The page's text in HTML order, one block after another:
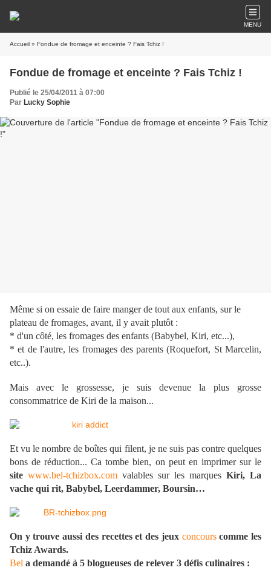
MENU
Accueil » Fondue de fromage et enceinte ? Fais Tchiz !
Fondue de fromage et enceinte ? Fais Tchiz !
Publié le 25/04/2011 à 07:00
Par Lucky Sophie
Même si on essaie de faire manger de tout aux enfants, sur le
plateau de fromages, avant, il y avait plutôt :
* d'un côté, les fromages des enfants (Babybel, Kiri, etc...),
* et de l'autre, les fromages des parents (Roquefort, St Marcelin,
etc..).
Mais avec le grossesse, je suis devenue la plus grosse
consommatrice de Kiri de la maison...
Et vu le nombre de boîtes qui filent, je ne suis pas contre quelques
bons de réduction... Ca tombe bien, on peut en imprimer sur le
site www.bel-tchizbox.com valables sur les marques Kiri, La
vache qui rit, Babybel, Leerdammer, Boursin…
On y trouve aussi des recettes et des jeux concours comme les
Tchiz Awards.
Bel a demandé à 5 blogueuses de relever 3 défis culinaires :